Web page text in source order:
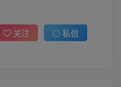
关注 私信